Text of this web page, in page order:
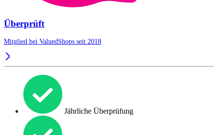
Überprüft
Mitglied bei ValuedShops seit 2018
Jährliche Überprüfung